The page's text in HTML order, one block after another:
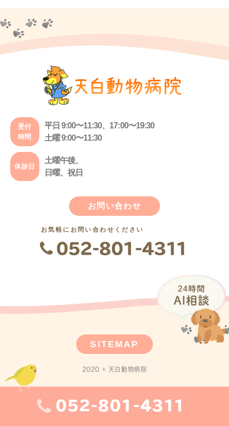
受付
時間
平日 9:00〜11:30、17:00〜19:30
土曜 9:00〜11:30
休診日
土曜午後、
日曜、祝日
お問い合わせ
お気軽にお問い合わせください
SITEMAP
2020 © 天白動物病院